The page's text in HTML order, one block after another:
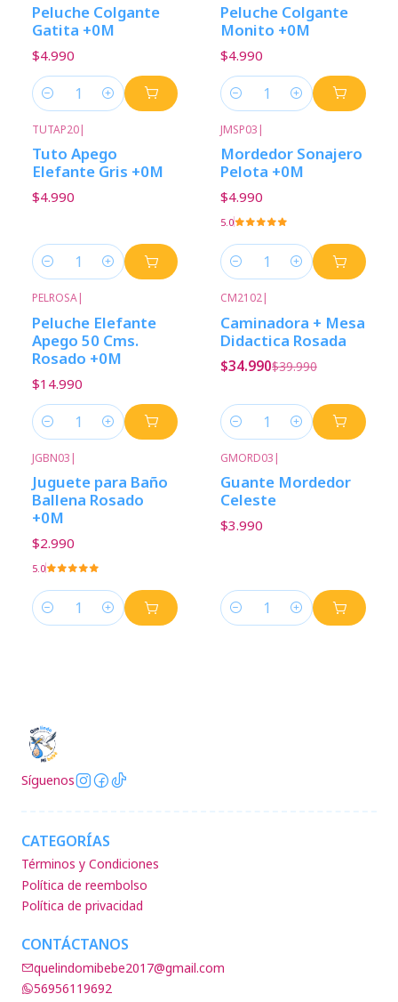
Peluche Colgante
Gatita +0M
$4.990
Cantidad
Peluche Colgante
Monito +0M
$4.990
Cantidad
TUTAP20|
Tuto Apego
Elefante Gris +0M
$4.990
Cantidad
JMSP03 |
Mordedor Sonajero
Pelota +0M
$4.990
5.0
Cantidad
PELROSA|
Peluche Elefante
Apego 50 Cms.
Rosado +0M
$14.990
Cantidad
CM2102|
Caminadora + Mesa
Didactica Rosada
$34.990$39.990
Cantidad
JGBN03 |
Juguete para Baño
Ballena Rosado
+0M
$2.990
5.0
Cantidad
GMORD03 |
Guante Mordedor
Celeste
$3.990
Cantidad
Síguenos
CATEGORÍAS
Términos y Condiciones
Política de reembolso
Política de privacidad
CONTÁCTANOS
quelindomibebe2017@gmail.com
56956119692